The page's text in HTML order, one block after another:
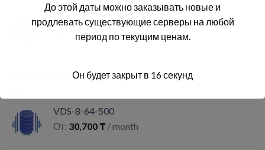
VDS-2-2-25
2,250₸ / month
РЕКОМЕНДУЕМЫЕ
VDS-8-64-500
От: 30,700₸ / month
До этой даты можно заказывать новые и
продлевать существующие серверы на любой
период по текущим ценам.
Он будет закрыт в 15секунд